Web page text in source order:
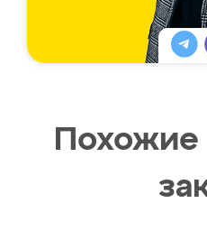
Похожие